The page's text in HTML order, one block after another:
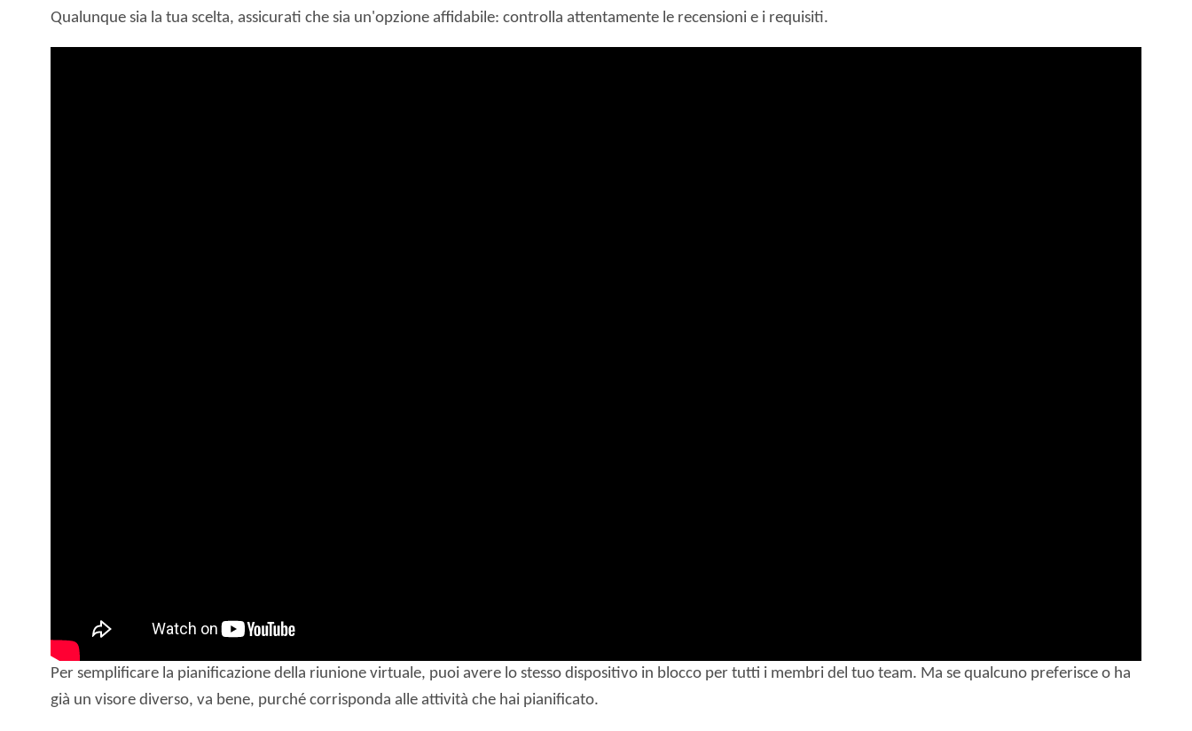
Qualunque sia la tua scelta, assicurati che sia un'opzione affidabile: controlla attentamente le recensioni e i requisiti.
Per semplificare la pianificazione della riunione virtuale, puoi avere lo stesso dispositivo in blocco per tutti i membri del tuo team. Ma se qualcuno preferisce o ha
già un visore diverso, va bene, purché corrisponda alle attività che hai pianificato.